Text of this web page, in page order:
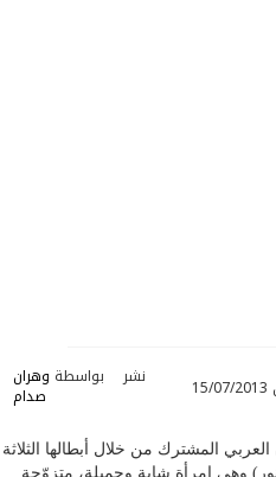
نشر بواسطة وهران
صدام
المشترك من خلال أبطالها الثلاثة
وهي امرأة شابة وجميلة، متزوّجة